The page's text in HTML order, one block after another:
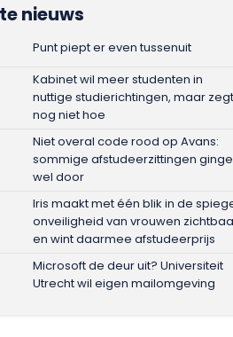
nieuws
Punt piept er even tussenuit
Kabinet wil meer studenten in
nuttige studierichtingen, maar zegt
nog niet hoe
Niet overal code rood op Avans:
sommige afstudeerzittingen
wel door
Iris maakt met één blik in de
onveiligheid van vrouwen
en wint daarmee afstudeerprijs
Microsoft de deur uit? Universiteit
Utrecht wil eigen mailomgeving